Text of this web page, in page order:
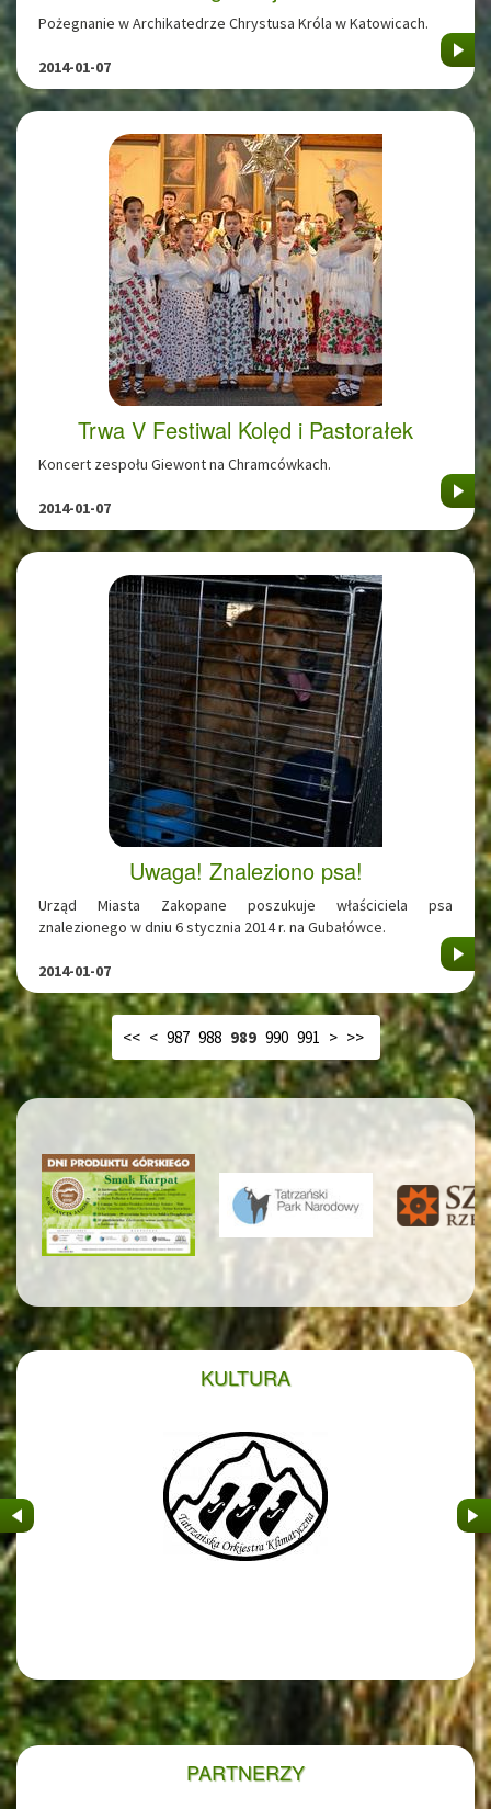
Pożegnanie w Archikatedrze Chrystusa Króla w Katowicach.
2014-01-07
Trwa V Festiwal Kolęd i Pastorałek
Koncert zespołu Giewont na Chramcówkach.
2014-01-07
Uwaga! Znaleziono psa!
Urząd Miasta Zakopane poszukuje właściciela psa
znalezionego w dniu 6 stycznia 2014 r. na Gubałówce.
2014-01-07
<< < 987 988 989 990 991 > >>
KULTURA
&nbsp
PARTNERZY